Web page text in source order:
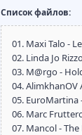
Список файлов:
01. Maxi Talo -
02. Linda Jo
03. M@rgo -
04. AlimkhanOV
05. EuroMartina
06. Marc
07. Mancol -